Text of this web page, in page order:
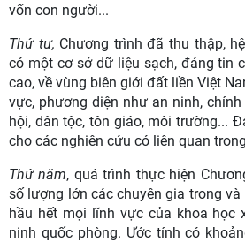
vốn con người...
Thứ tư, Chương trình đã thu thập,
có một cơ sở dữ liệu sạch, đáng tin
cao, về vùng biên giới đất liền Việt
vực, phương diện như an ninh, chính
hội, dân tộc, tôn giáo, môi trường...
cho các nghiên cứu có liên quan
Thứ năm, quá trình thực hiện
số lượng lớn các chuyên gia trong
hầu hết mọi lĩnh vực của khoa học
ninh quốc phòng. Ước tính có